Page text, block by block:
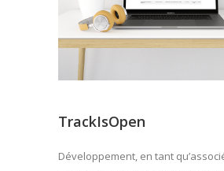
TrackIsOpen
Développement, en tant